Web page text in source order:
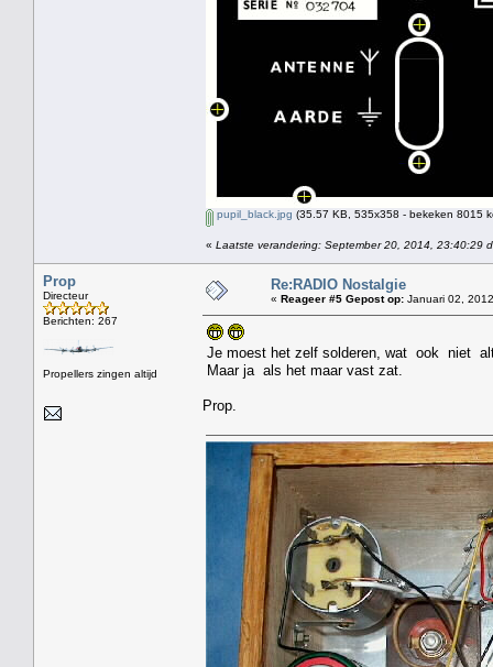
pupil_black.jpg (35.57 KB, 535x358 - bekeken 8015
« Laatste verandering: September 20, 2014, 23:40:29
Prop
Directeur
Berichten: 267
Propellers zingen altijd
Re:RADIO Nostalgie
« Reageer #5 Gepost op: Januari 02,
Je moest het zelf solderen, wat ook niet
Maar ja als het maar vast zat.
Prop.